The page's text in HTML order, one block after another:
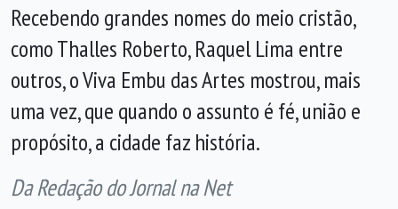
Recebendo grandes nomes do meio cristão,
como Thalles Roberto, Raquel Lima entre
outros, o Viva Embu das Artes mostrou, mais
uma vez, que quando o assunto é fé, união e
propósito, a cidade faz história.
Da Redação do Jornal na Net